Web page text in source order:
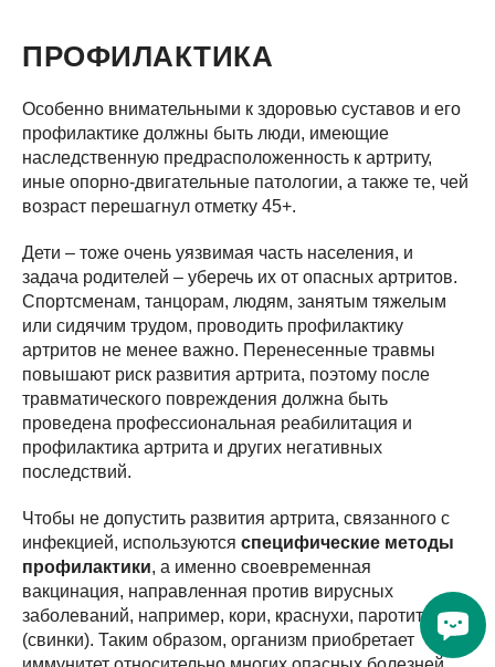
ПРОФИЛАКТИКА
Особенно внимательными к здоровью суставов и его
профилактике должны быть люди, имеющие
наследственную предрасположенность к артриту,
иные опорно-двигательные патологии, а также те, чей
возраст перешагнул отметку 45+.
Дети – тоже очень уязвимая часть населения, и
задача родителей – уберечь их от опасных артритов.
Спортсменам, танцорам, людям, занятым тяжелым
или сидячим трудом, проводить профилактику
артритов не менее важно. Перенесенные травмы
повышают риск развития артрита, поэтому после
травматического повреждения должна быть
проведена профессиональная реабилитация и
профилактика артрита и других негативных
последствий.
Чтобы не допустить развития артрита, связанного с
инфекцией, используются специфические методы
профилактики, а именно своевременная
вакцинация, направленная против вирусных
заболеваний, например, кори, краснухи, паротита
(свинки). Таким образом, организм приобретает